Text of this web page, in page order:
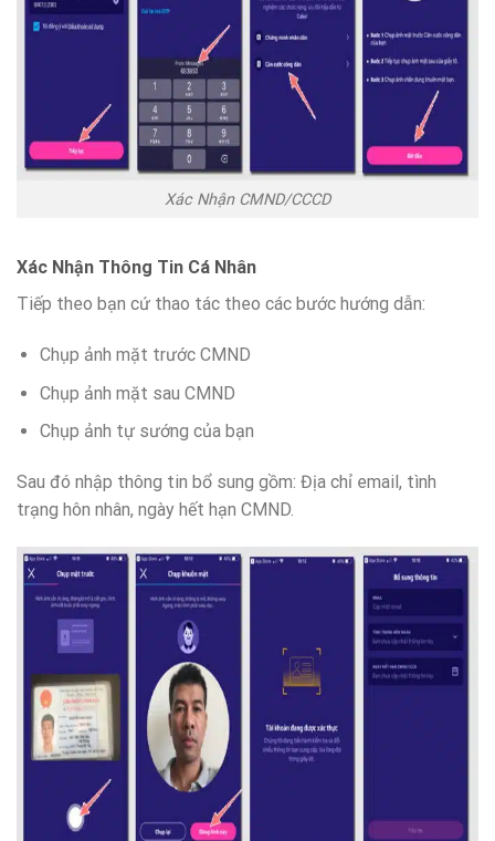
Xác Nhận CMND/CCCD
Xác Nhận Thông Tin Cá Nhân
Tiếp theo bạn cứ thao tác theo các bước hướng dẫn:
Chụp ảnh mặt trước CMND
Chụp ảnh mặt sau CMND
Chụp ảnh tự sướng của bạn
Sau đó nhập thông tin bổ sung gồm: Địa chỉ email, tình
trạng hôn nhân, ngày hết hạn CMND.